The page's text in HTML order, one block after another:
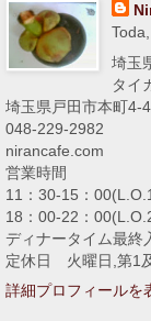
埼玉
タイ
埼玉県戸田市本町4-
048-229-2982
nirancafe.com
営業時間
11：30-15：
18：00-22：
ディナータイム最終
定休日 火曜日,第1
詳細プロフィールを